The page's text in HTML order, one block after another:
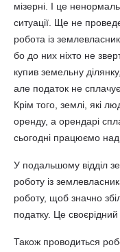
мізерні. І це
ситуації. Ще не
робота із
бо до них ніхто не
купив земельну
але податок не
Крім того, землі, які
оренду, а орендарі
сьогодні працюємо над
У подальшому відділ
роботу із
роботу, щоб значно
податку. Це
Також проводиться